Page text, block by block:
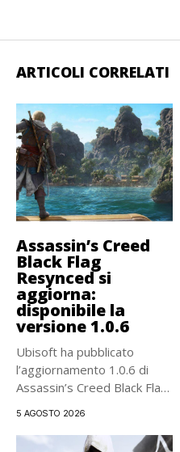
ARTICOLI CORRELATI
Assassin’s Creed
Black Flag
Resynced si
aggiorna:
disponibile la
versione 1.0.6
Ubisoft ha pubblicato
l’aggiornamento 1.0.6 di
Assassin’s Creed Black Flag
5 AGOSTO 2026